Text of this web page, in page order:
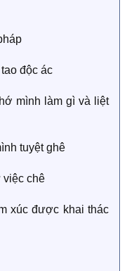
độc ác
mình làm gì và liệt
tuyệt ghê
việc chê
xúc được khai thác